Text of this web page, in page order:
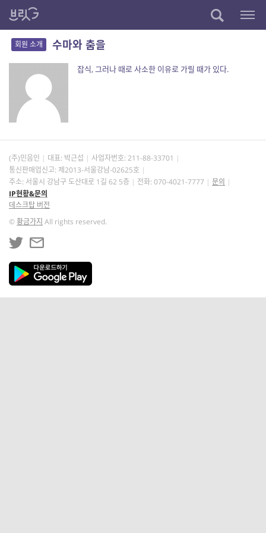
회원 소개 수마와 춤을
잡식, 그러나 때로 사소한 이유로 가릴 때가 있다.
(주)민음인 대표: 박근섭 사업자번호: 211-88-33701
통신판매업신고: 제2013-서울강남-02625호
주소: 서울시 강남구 도산대로 1길 62 5층
전화: 070-4021-7777
문의
IP현황&문의
데스크탑 버전
©황금가지 All rights reserved.